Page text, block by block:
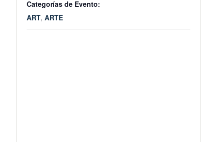
Categorías de Evento:
ART, ARTE